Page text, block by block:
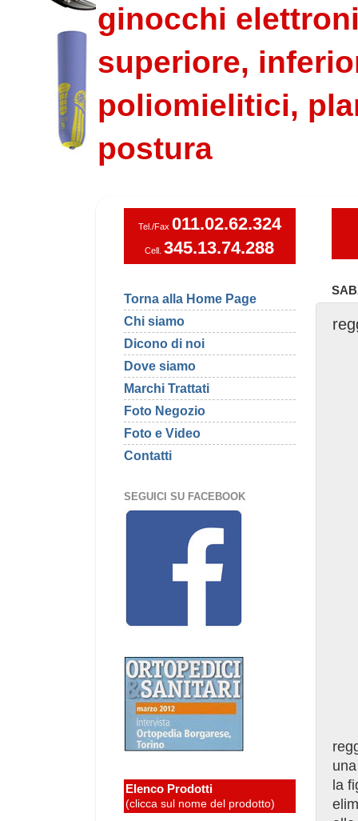
ginocchi
superiore,
poliomielitici,
postura
la
Tel./Fax 011.02.62.324
Cell.345.13.74.288
Torna alla Home Page
Chi siamo
Dicono di noi
Dove siamo
Marchi Trattati
Foto Negozio
Foto e Video
Contatti
SEGUICI SU FACEBOOK
Elenco Prodotti
(clicca sul nome del prodotto)